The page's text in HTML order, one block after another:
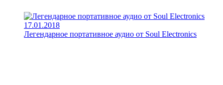
17.01.2018
Легендарное портативное аудио от Soul Electronics